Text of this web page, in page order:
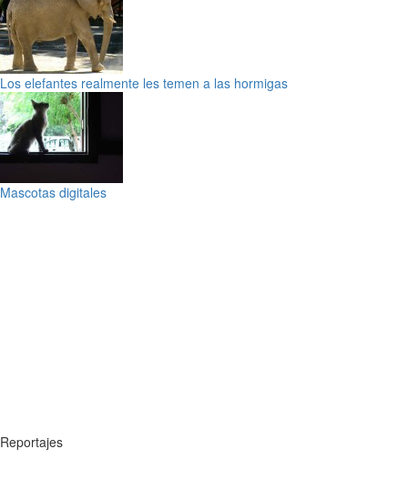
Los elefantes realmente les temen a las hormigas
Mascotas digitales
Reportajes